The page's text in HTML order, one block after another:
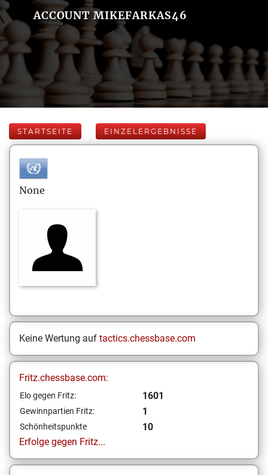
ACCOUNT MIKEFARKAS46
STARTSEITE EINZELERGEBNISSE
None
Keine Wertung auf tactics.chessbase.com
Fritz.chessbase.com:
Elo gegen Fritz: 1601
Gewinnpartien Fritz: 1
Schönheitspunkte
10
Erfolge gegen Fritz...